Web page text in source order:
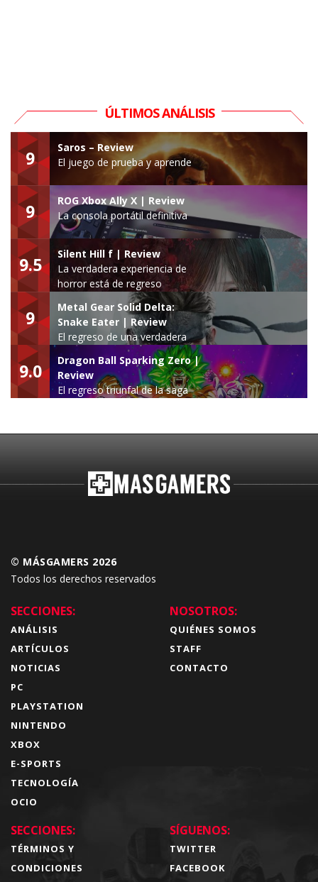
ÚLTIMOS ANÁLISIS
9
Saros – Review
El juego de prueba y aprende
9
ROG Xbox Ally X | Review
La consola portátil definitiva
9.5
Silent Hill f | Review
La verdadera experiencia de
horror está de regreso
9
Metal Gear Solid Delta:
Snake Eater | Review
El regreso de una verdadera
leyenda
9.0
Dragon Ball Sparking Zero |
Review
El regreso triunfal de la saga
© MÁSGAMERS 2026
Todos los derechos reservados
SECCIONES:
ANÁLISIS
ARTÍCULOS
NOTICIAS
PC
PLAYSTATION
NINTENDO
XBOX
E-SPORTS
TECNOLOGÍA
OCIO
NOSOTROS:
QUIÉNES SOMOS
STAFF
CONTACTO
SECCIONES:
TÉRMINOS Y
CONDICIONES
SÍGUENOS:
TWITTER
FACEBOOK